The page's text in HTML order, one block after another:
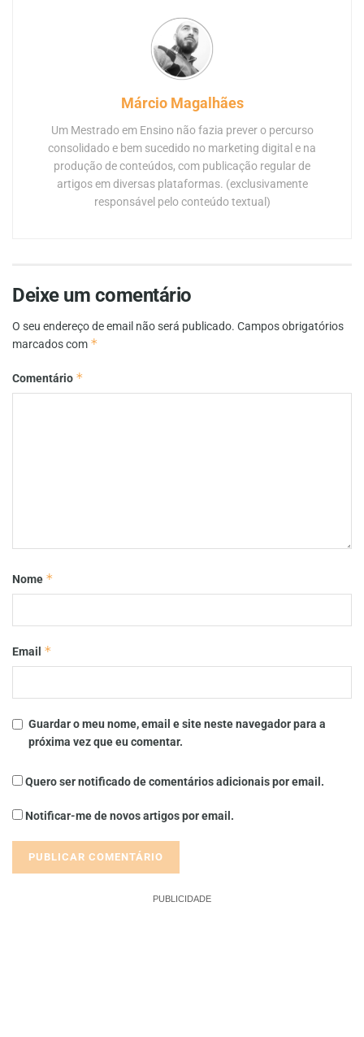
Márcio Magalhães
Um Mestrado em Ensino não fazia prever o percurso
consolidado e bem sucedido no marketing digital e na
produção de conteúdos, com publicação regular de
artigos em diversas plataformas. (exclusivamente
responsável pelo conteúdo textual)
Deixe um comentário
O seu endereço de email não será publicado. Campos obrigatórios
marcados com *
Comentário *
Nome *
Email *
Guardar o meu nome, email e site neste navegador para a
próxima vez que eu comentar.
Quero ser notificado de comentários adicionais por email.
Notificar-me de novos artigos por email.
PUBLICIDADE